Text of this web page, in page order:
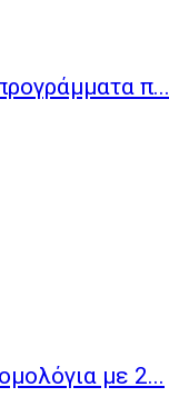
π...
με 2...